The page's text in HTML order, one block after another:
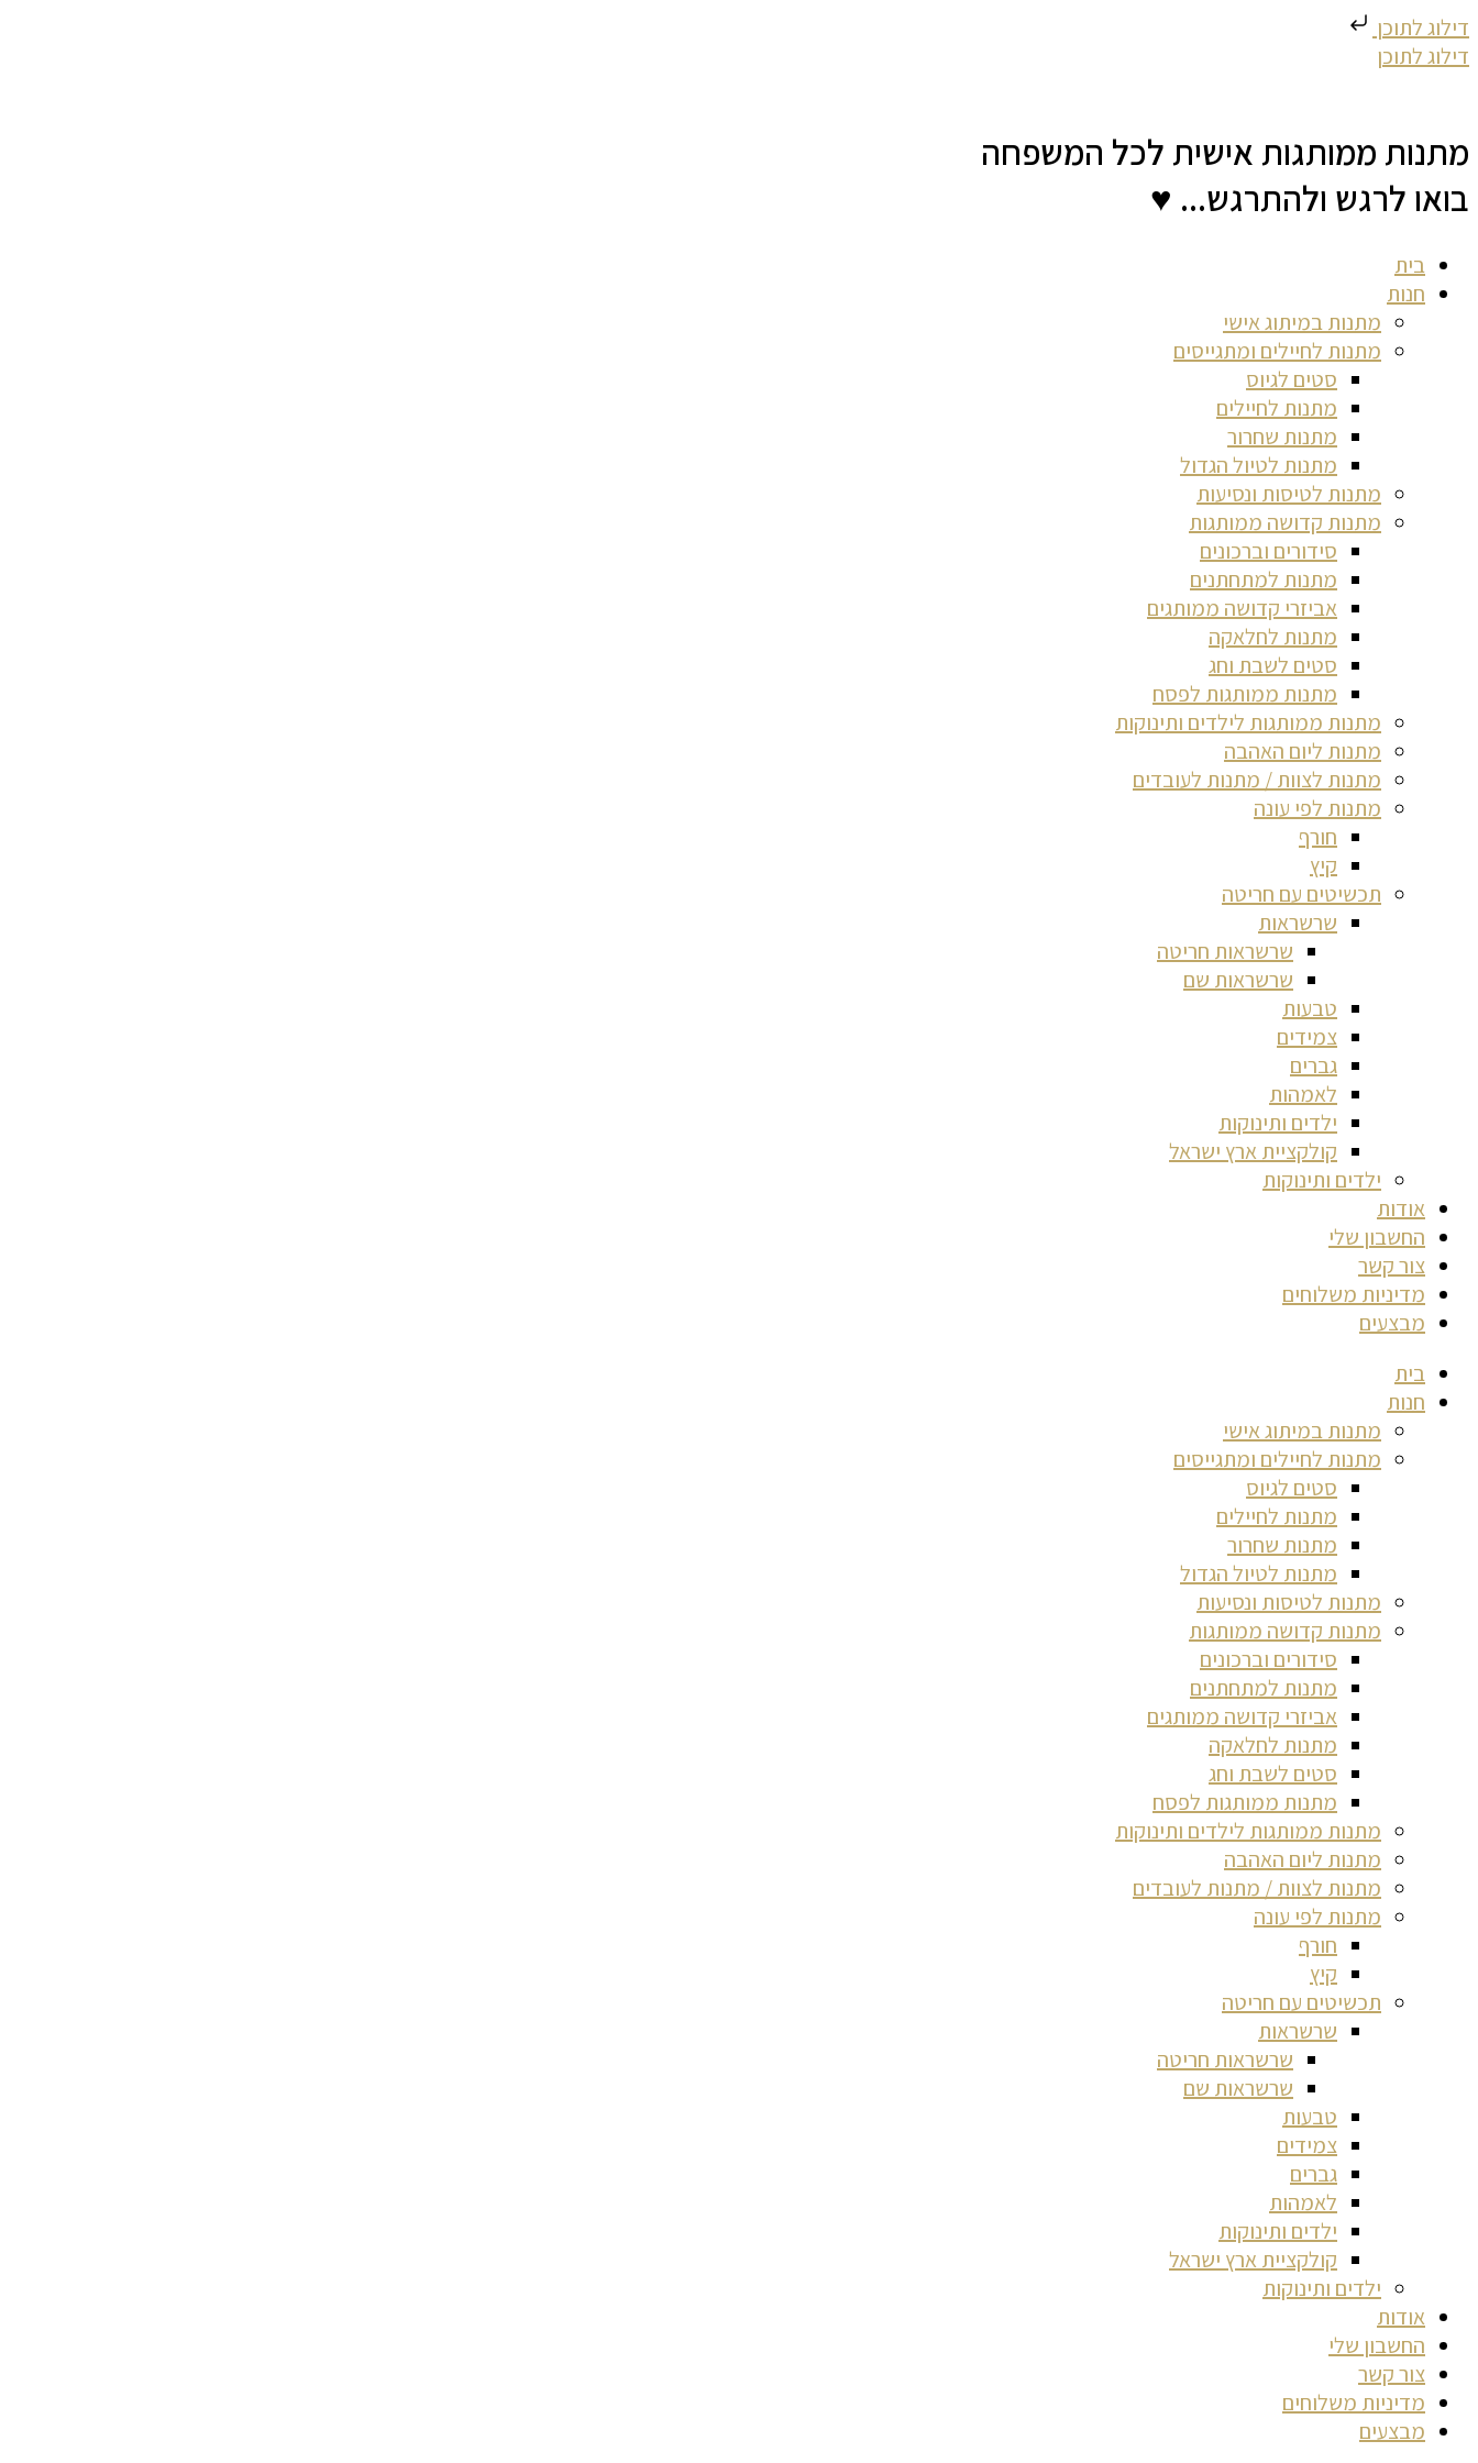
דילוג לתוכן
דילוג לתוכן
מתנות ממותגות אישית לכל המשפחה
בואו לרגש ולהתרגש... ♥
בית
חנות
מתנות במיתוג אישי
מתנות לחיילים ומתגייסים
סטים לגיוס
מתנות לחיילים
מתנות שחרור
מתנות לטיול הגדול
מתנות לטיסות ונסיעות
מתנות קדושה ממותגות
סידורים וברכונים
מתנות למתחתנים
אביזרי קדושה ממותגים
מתנות לחלאקה
סטים לשבת וחג
מתנות ממותגות לפסח
מתנות ממותגות לילדים ותינוקות
מתנות ליום האהבה
מתנות לצוות / מתנות לעובדים
מתנות לפי עונה
חורף
קיץ
תכשיטים עם חריטה
שרשראות
שרשראות חריטה
שרשראות שם
טבעות
צמידים
גברים
לאמהות
ילדים ותינוקות
קולקציית ארץ ישראל
ילדים ותינוקות
אודות
החשבון שלי
צור קשר
מדיניות משלוחים
מבצעים
בית
חנות
מתנות במיתוג אישי
מתנות לחיילים ומתגייסים
סטים לגיוס
מתנות לחיילים
מתנות שחרור
מתנות לטיול הגדול
מתנות לטיסות ונסיעות
מתנות קדושה ממותגות
סידורים וברכונים
מתנות למתחתנים
אביזרי קדושה ממותגים
מתנות לחלאקה
סטים לשבת וחג
מתנות ממותגות לפסח
מתנות ממותגות לילדים ותינוקות
מתנות ליום האהבה
מתנות לצוות / מתנות לעובדים
מתנות לפי עונה
חורף
קיץ
תכשיטים עם חריטה
שרשראות
שרשראות חריטה
שרשראות שם
טבעות
צמידים
גברים
לאמהות
ילדים ותינוקות
קולקציית ארץ ישראל
ילדים ותינוקות
אודות
החשבון שלי
צור קשר
מדיניות משלוחים
מבצעים